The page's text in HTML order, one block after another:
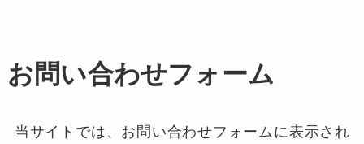
お問い合わせフォーム
当サイトでは、お問い合わせフォームに表示され